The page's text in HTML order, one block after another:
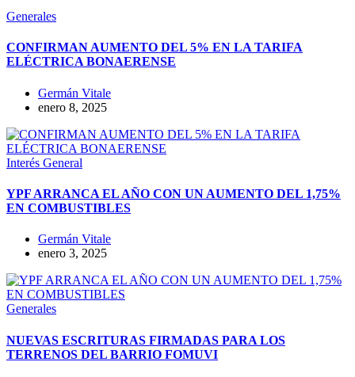
Generales
CONFIRMAN AUMENTO DEL 5% EN LA TARIFA
ELÉCTRICA BONAERENSE
Germán Vitale
enero 8, 2025
Interés General
YPF ARRANCA EL AÑO CON UN AUMENTO DEL 1,75%
EN COMBUSTIBLES
Germán Vitale
enero 3, 2025
Generales
NUEVAS ESCRITURAS FIRMADAS PARA LOS
TERRENOS DEL BARRIO FOMUVI